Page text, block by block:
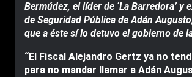
Bermúdez, el líder de ‘La Barredora’ y
de Seguridad Pública de Adán
que a éste sí lo detuvo el gobierno de
“El Fiscal Alejandro Gertz ya no
para no mandar llamar a Adán